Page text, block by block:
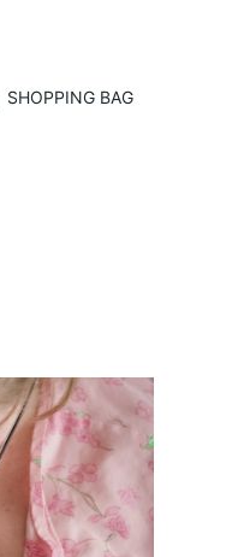
SHOPPING BAG